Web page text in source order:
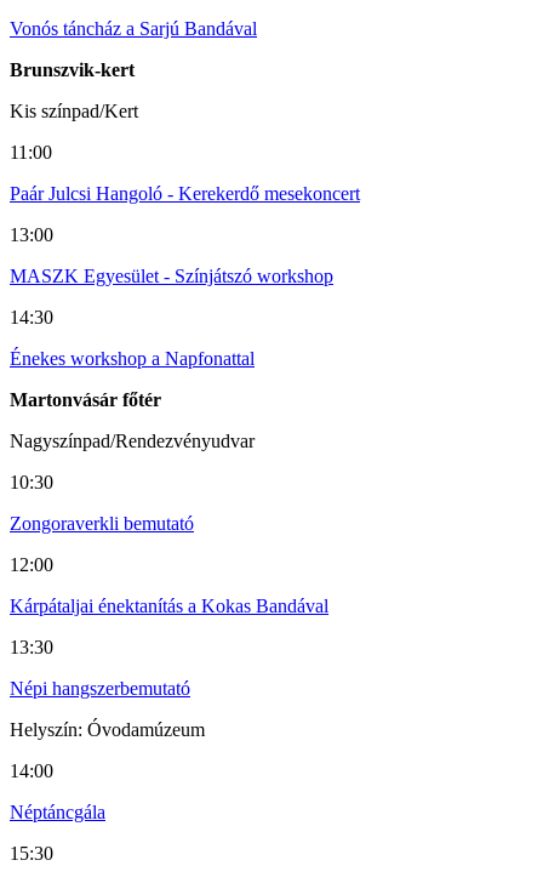
Vonós táncház a Sarjú Bandával
Brunszvik-kert
Kis színpad/Kert
11:00
Paár Julcsi Hangoló - Kerekerdő mesekoncert
13:00
MASZK Egyesület - Színjátszó workshop
14:30
Énekes workshop a Napfonattal
Martonvásár főtér
Nagyszínpad/Rendezvényudvar
10:30
Zongoraverkli bemutató
12:00
Kárpátaljai énektanítás a Kokas Bandával
13:30
Népi hangszerbemutató
Helyszín: Óvodamúzeum
14:00
Néptáncgála
15:30